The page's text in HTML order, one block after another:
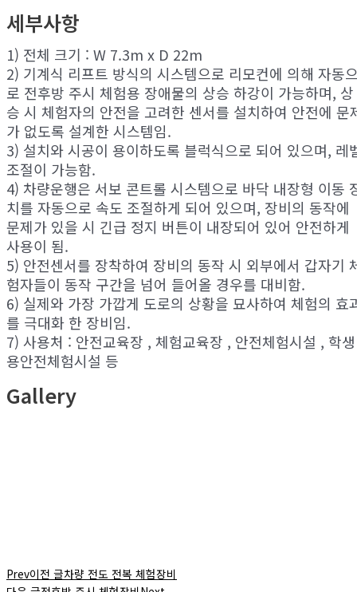
세부사항
1) 전체 크기 : W 7.3m x D 22m
2) 기계식 리프트 방식의 시스템으로 리모컨에 의해 자동
로 전후방 주시 체험용 장애물의 상승 하강이 가능하며, 상
승 시 체험자의 안전을 고려한 센서를 설치하여 안전에 문
가 없도록 설계한 시스템임.
3) 설치와 시공이 용이하도록 블럭식으로 되어 있으며, 레
조절이 가능함.
4) 차량운행은 서보 콘트롤 시스템으로 바닥 내장형 이동
치를 자동으로 속도 조절하게 되어 있으며, 장비의 동작에
문제가 있을 시 긴급 정지 버튼이 내장되어 있어 안전하게
사용이 됨.
5) 안전센서를 장착하여 장비의 동작 시 외부에서 갑자기
험자들이 동작 구간을 넘어 들어올 경우를 대비함.
6) 실제와 가장 가깝게 도로의 상황을 묘사하여 체험의 효
를 극대화 한 장비임.
7) 사용처 : 안전교육장 , 체험교육장 , 안전체험시설 , 학생
용안전체험시설 등
Gallery
Prev이전 글차량 전도 전복 체험장비